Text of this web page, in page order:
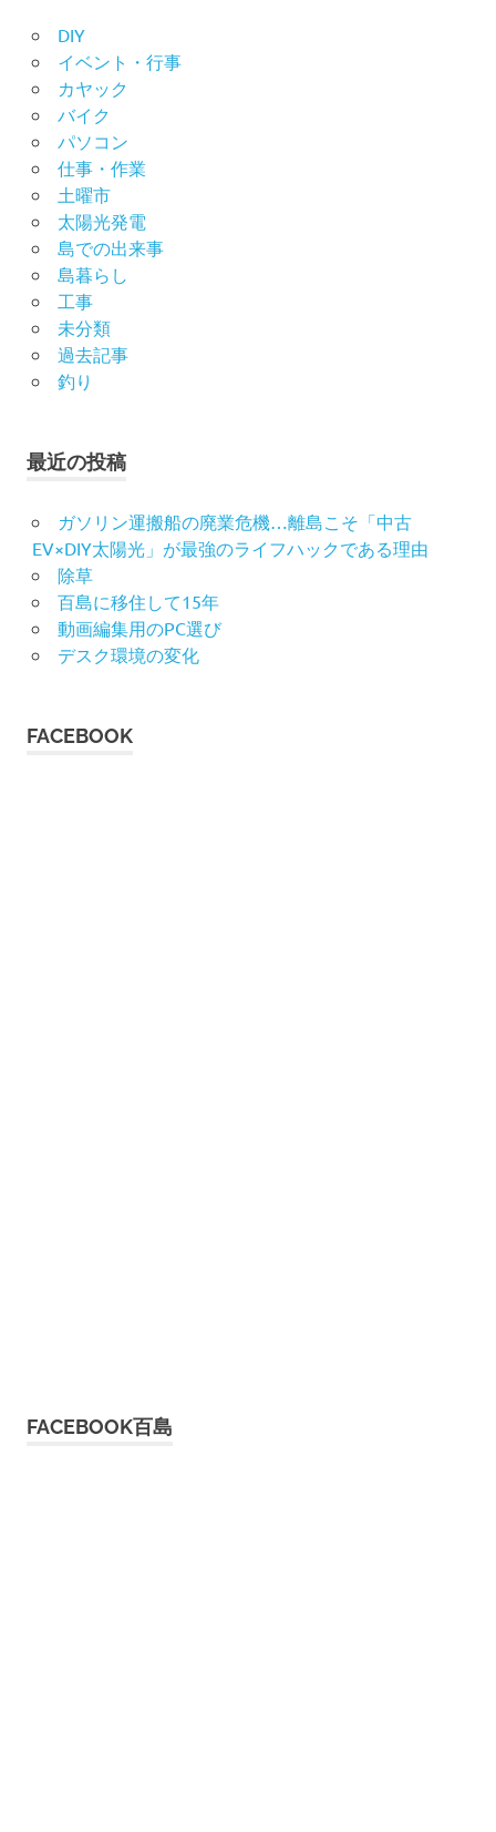
DIY
イベント・行事
カヤック
バイク
パソコン
仕事・作業
土曜市
太陽光発電
島での出来事
島暮らし
工事
未分類
過去記事
釣り
最近の投稿
ガソリン運搬船の廃業危機…離島こそ「中古
EV×DIY太陽光」が最強のライフハックである理由
除草
百島に移住して15年
動画編集用のPC選び
デスク環境の変化
FACEBOOK
FACEBOOK百島